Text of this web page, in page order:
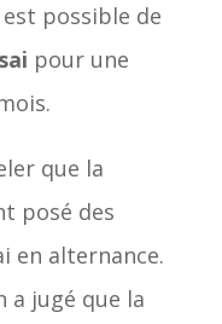
possible de
pour une
que la
posé des
en alternance.
a jugé que la